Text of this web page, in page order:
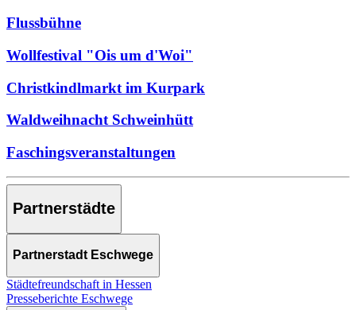
Flussbühne
Wollfestival "Ois um d'Woi"
Christkindlmarkt im Kurpark
Waldweihnacht Schweinhütt
Faschingsveranstaltungen
Partnerstädte
Partnerstadt Eschwege
Städtefreundschaft in Hessen
Presseberichte Eschwege